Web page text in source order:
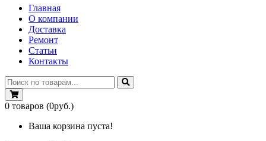
Главная
О компании
Доставка
Ремонт
Статьи
Контакты
0 товаров (0руб.)
Ваша корзина пуста!